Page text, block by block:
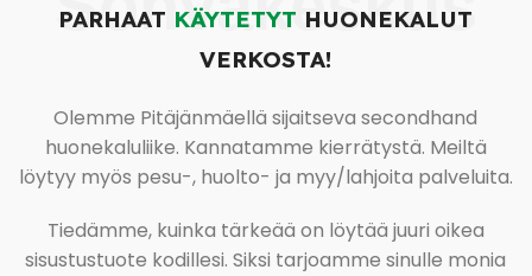
PARHAAT KÄYTETYT HUONEKALUT
VERKOSTA!
Olemme Pitäjänmäellä sijaitseva secondhand
huonekaluliike. Kannatamme kierrätystä. Meiltä
löytyy myös pesu-, huolto- ja myy/lahjoita palveluita.
Tiedämme, kuinka tärkeää on löytää juuri oikea
sisustustuote kodillesi. Siksi tarjoamme sinulle monia